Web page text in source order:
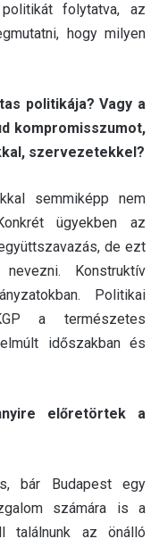
folytatva, az
hogy milyen
politikája? Vagy a
kompromisszumot,
szervezetekkel?
semmiképp nem
ügyekben az
de ezt
Konstruktív
Politikai
a természetes
időszakban és
előretörtek a
bár Budapest egy
számára is a
találnunk az önálló